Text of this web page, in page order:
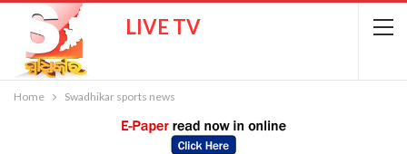
LIVE TV
Home Swadhikar sports news